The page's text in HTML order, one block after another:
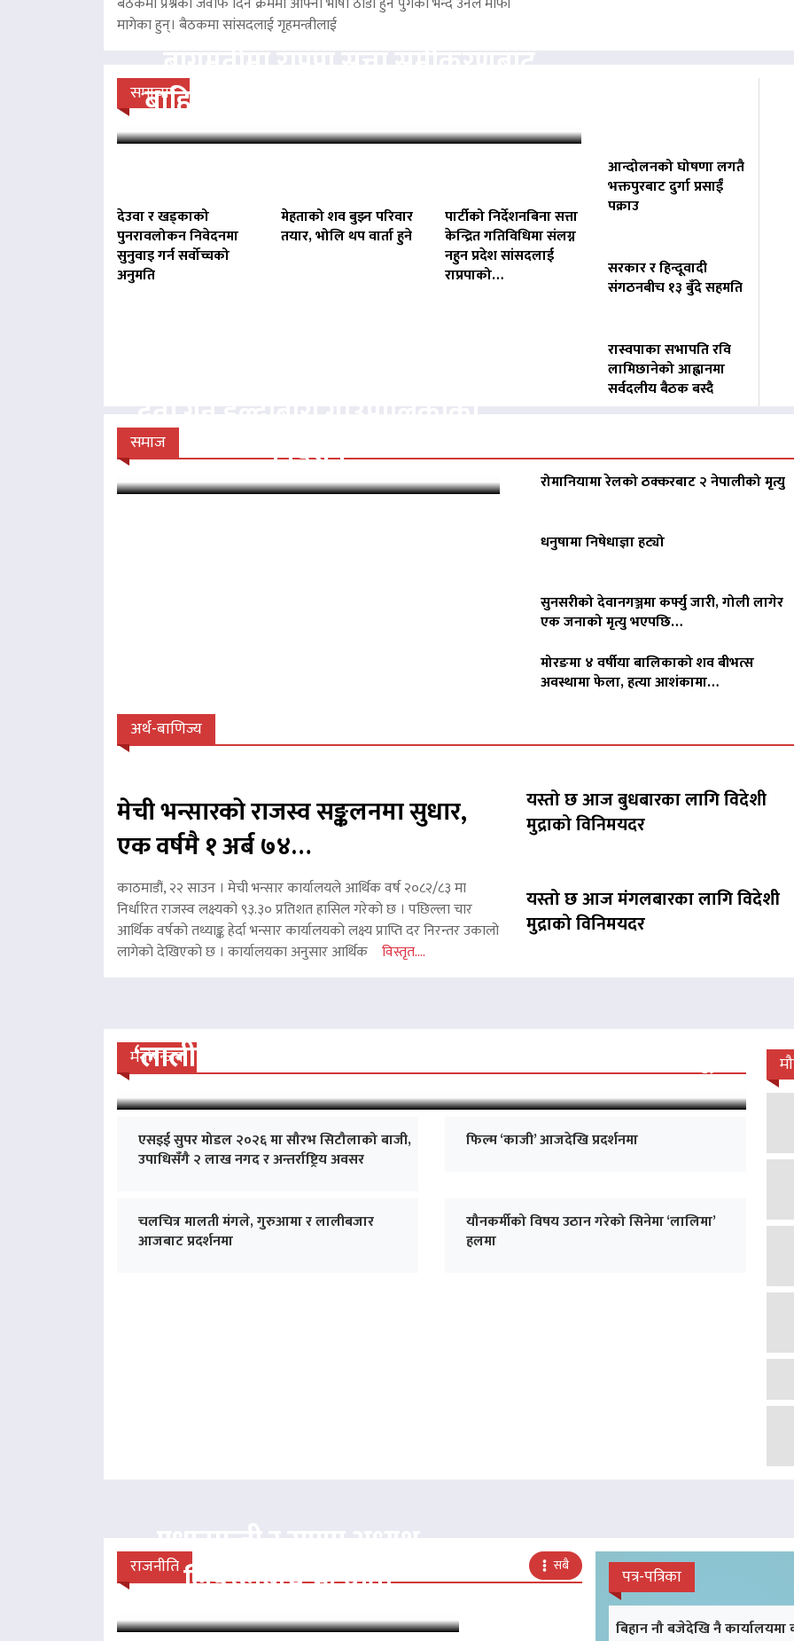
मागेका हुन्। बैठकमा सांसदलाई गृहमन्त्रीलाई
समाचार
बाहिर, बानियाँ सरकार जोगाउने प्रयासमा
देउवा र खड्काको
पुनरावलोकन निवेदनमा
सुनुवाइ गर्न सर्वोच्चको
अनुमति
मेहताको शव बुझ्न परिवार
तयार, भोलि थप वार्ता हुने
पार्टीको निर्देशनबिना सत्ता
केन्द्रित गतिविधिमा संलग्न
नहुन प्रदेश सांसदलाई
राप्रपाको…
आन्दोलनको घोषणा लगतै
भक्तपुरबाट दुर्गा प्रसाईं
पक्राउ
सरकार र हिन्दूवादी
संगठनबीच १३ बुँदे सहमति
रास्वपाका सभापति रवि
लामिछानेको आह्वानमा
सर्वदलीय बैठक बस्दै
समाज
निर्देशन
रोमानियामा रेलको ठक्करबाट २ नेपालीको मृत्यु
धनुषामा निषेधाज्ञा हट्यो
सुनसरीको देवानगञ्जमा कर्फ्यु जारी, गोली लागेर
एक जनाको मृत्यु भएपछि…
मोरङमा ४ वर्षीया बालिकाको शव बीभत्स
अवस्थामा फेला, हत्या आशंकामा…
अर्थ-बाणिज्य
मेची भन्सारको राजस्व सङ्कलनमा सुधार,
एक वर्षमै १ अर्ब ७४…
काठमाडौं, २२ साउन । मेची भन्सार कार्यालयले आर्थिक वर्ष २०८२/८३ मा
निर्धारित राजस्व लक्ष्यको ९३.३० प्रतिशत हासिल गरेको छ । पछिल्ला चार
आर्थिक वर्षको तथ्याङ्क हेर्दा भन्सार कार्यालयको लक्ष्य प्राप्ति दर निरन्तर उकालो
लागेको देखिएको छ । कार्यालयका अनुसार आर्थिक विस्तृत....
यस्तो छ आज बुधबारका लागि विदेशी
मुद्राको विनिमयदर
यस्तो छ आज मंगलबारका लागि विदेशी
मुद्राको विनिमयदर
मनोरन्जन
‘लालीबजार’को सफल यात्रा जारी, प्रदर्शनको ५१औँ दिन पूरा
एसइई सुपर मोडल २०२६ मा सौरभ सिटौलाको बाजी,
उपाधिसँगै २ लाख नगद र अन्तर्राष्ट्रिय अवसर
फिल्म ‘काजी’ आजदेखि प्रदर्शनमा
चलचित्र मालती मंगले, गुरुआमा र लालीबजार
आजबाट प्रदर्शनमा
यौनकर्मीको विषय उठान गरेको सिनेमा ‘लालिमा’
हलमा
राजनीति सबै
प्रधानमन्त्री र राप्रपा अध्यक्ष
लिङदेनबीच भेटवार्ता
पत्र-पत्रिका
बिहान नौ बजेदेखि नै कार्यालयमा